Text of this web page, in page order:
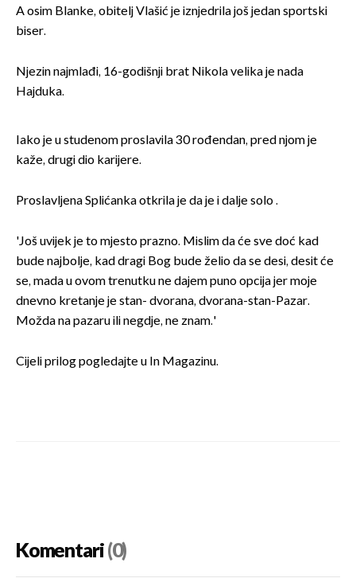
A osim Blanke, obitelj Vlašić je iznjedrila još jedan sportski
biser.
Njezin najmlađi, 16-godišnji brat Nikola velika je nada
Hajduka.
Iako je u studenom proslavila 30 rođendan, pred njom je
kaže, drugi dio karijere.
Proslavljena Splićanka otkrila je da je i dalje solo .
'Još uvijek je to mjesto prazno. Mislim da će sve doć kad
bude najbolje, kad dragi Bog bude želio da se desi, desit će
se, mada u ovom trenutku ne dajem puno opcija jer moje
dnevno kretanje je stan- dvorana, dvorana-stan-Pazar.
Možda na pazaru ili negdje, ne znam.'
Cijeli prilog pogledajte u In Magazinu.
Komentari(0)